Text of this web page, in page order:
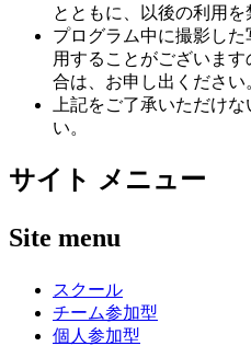
とともに、以後の利用を
プログラム中に撮影した
用することがございま
合は、お申し出ください
上記をご了承いただけ
い。
サイト メニュー
Site menu
スクール
チーム参加型
個人参加型